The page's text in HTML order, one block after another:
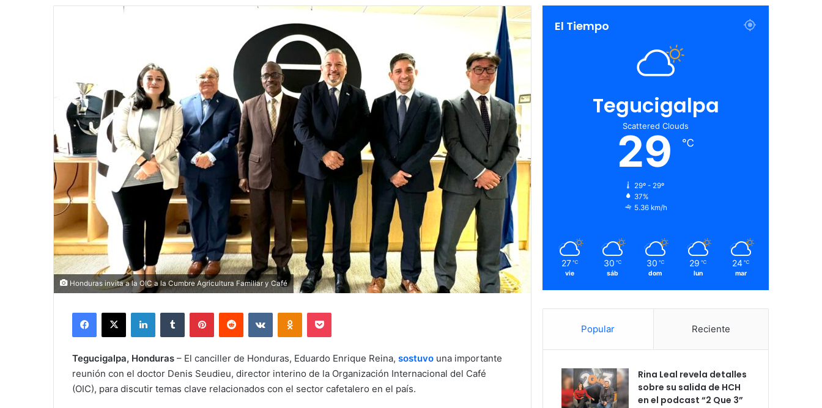
email
Honduras invita a la OIC a la Cumbre Agricultura Familiar y Café
Facebook
X LinkedInTumblr PinterestReddit VKontakteOdnoklassniki
Pocket
Tegucigalpa, Honduras – El canciller de Honduras, Eduardo Enrique Reina, sostuvo una importante
reunión con el doctor Denis Seudieu, director interino de la Organización Internacional del Café
(OIC), para discutir temas clave relacionados con el sector cafetalero en el país.
El Tiempo
Tegucigalpa
Scattered Clouds
29 ℃
29º - 29º
37%
5.36 km/h
27 ℃
vie
30 ℃
sáb
30 ℃
dom
29 ℃
lun
24 ℃
mar
Popular Reciente
Rina Leal revela detalles
sobre su salida de HCH
en el podcast “2 Que 3”